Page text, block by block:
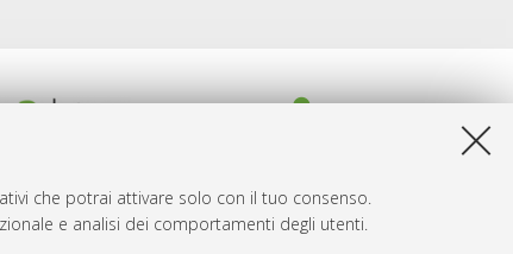
che potrai attivare solo con il tuo consenso.
e analisi dei comportamenti degli utenti.